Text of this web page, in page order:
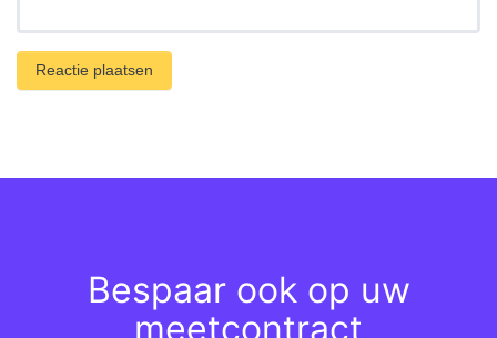
Bespaar ook op uw
meetcontract